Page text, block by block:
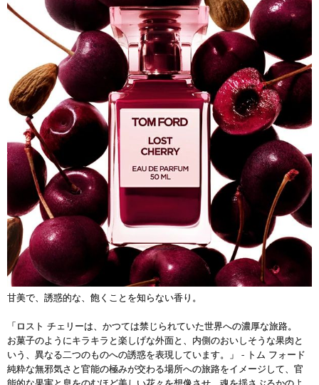
甘美で、誘惑的な、飽くことを知らない香り。
「ロスト チェリーは、かつては禁じられていた世界への濃厚な旅路。
お菓子のようにキラキラと楽しげな外面と、内側のおいしそうな果肉と
いう、異なる二つのものへの誘惑を表現しています。」 - トム フォード
純粋な無邪気さと官能の極みが交わる場所への旅路をイメージして、官